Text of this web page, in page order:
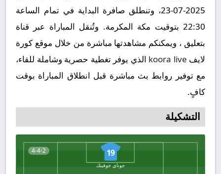
2025-07-23، وتنطلق صافرة البداية في تمام الساعة
22:30 بتوقيت مكة المكرمة. وتُنقل المباراة عبر قناة
بتعليق ، ويمكنكم مشاهدتها مباشرة من خلال موقع كورة
لايف koora live الذي يوفر تغطية حصرية وشاملة للقاء،
مع توفير روابط بث مباشرة قبل انطلاق المباراة بوقت
كافٍ.
التشكيلة
4-4-2 19
جوناي جوفينك